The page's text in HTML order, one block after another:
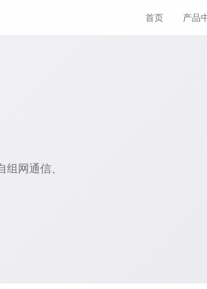
首页 产品
网通信、